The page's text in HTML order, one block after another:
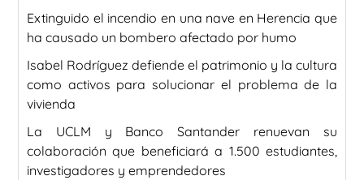
Extinguido el incendio en una nave en Herencia que
ha causado un bombero afectado por humo
Isabel Rodríguez defiende el patrimonio y la cultura
como activos para solucionar el problema de la
vivienda
La UCLM y Banco Santander renuevan su
colaboración que beneficiará a 1.500 estudiantes,
investigadores y emprendedores